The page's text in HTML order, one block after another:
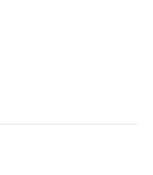
18.5 cm